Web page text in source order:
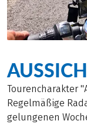
Tourencharakter
Regelmäßige
gelungenen